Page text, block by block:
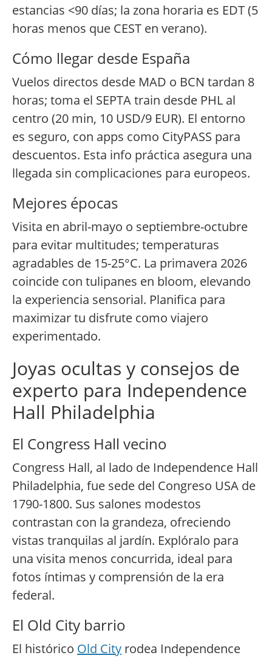
estancias <90 días; la zona horaria es EDT (5
horas menos que CEST en verano).
Cómo llegar desde España
Vuelos directos desde MAD o BCN tardan 8
horas; toma el SEPTA train desde PHL al
centro (20 min, 10 USD/9 EUR). El entorno
es seguro, con apps como CityPASS para
descuentos. Esta info práctica asegura una
llegada sin complicaciones para europeos.
Mejores épocas
Visita en abril-mayo o septiembre-octubre
para evitar multitudes; temperaturas
agradables de 15-25°C. La primavera 2026
coincide con tulipanes en bloom, elevando
la experiencia sensorial. Planifica para
maximizar tu disfrute como viajero
experimentado.
Joyas ocultas y consejos de
experto para Independence
Hall Philadelphia
El Congress Hall vecino
Congress Hall, al lado de Independence Hall
Philadelphia, fue sede del Congreso USA de
1790-1800. Sus salones modestos
contrastan con la grandeza, ofreciendo
vistas tranquilas al jardín. Explóralo para
una visita menos concurrida, ideal para
fotos íntimas y comprensión de la era
federal.
El Old City barrio
El histórico Old City rodea Independence